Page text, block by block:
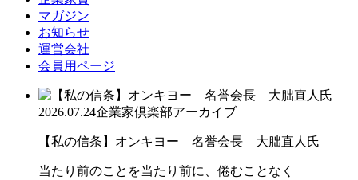
マガジン
お知らせ
運営会社
会員用ページ
2026.07.24企業家倶楽部アーカイブ
【私の信条】オンキヨー 名誉会長 大朏直人氏
当たり前のことを当たり前に、倦むことなく